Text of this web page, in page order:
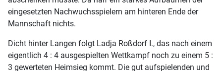
eingesetzten Nachwuchsspielern am hinteren Ende der
Mannschaft nichts.
Dicht hinter Langen folgt Ladja Roßdorf I., das nach einem
eigentlich 4 : 4 ausgespielten Wettkampf noch zu einem 5 :
3 gewerteten Heimsieg kommt. Die gut aufspielenden und